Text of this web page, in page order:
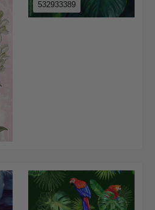
532933389